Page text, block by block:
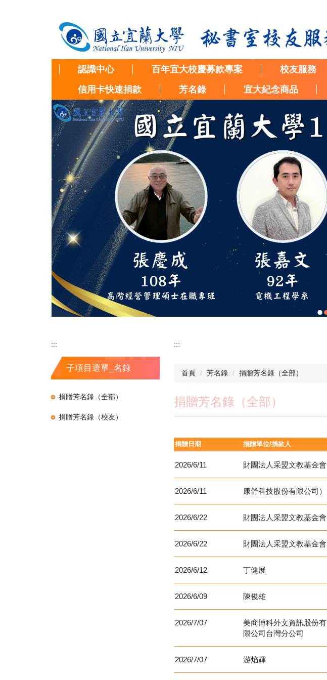
認識中心 百年宜大校慶募款專案 校友服務
信用卡快速捐款
芳名錄 宜大紀念商品
:::
子項目選單_名錄
捐贈芳名錄（全部）
捐贈芳名錄（校友）
:::
首頁 芳名錄 捐贈芳名錄（全部）
捐贈芳名錄（全部）
捐贈日期 捐贈單位/捐款人
2026/6/11 財團法人采盟文教基金會
2026/6/11 康舒科技股份有限公司）
2026/6/22 財團法人采盟文教基金會
2026/6/22 財團法人采盟文教基金會
2026/6/12 丁健展
2026/6/09 陳俊雄
2026/7/07
美商博科外文資訊股份有
限公司台灣分公司
2026/7/07 游焰輝